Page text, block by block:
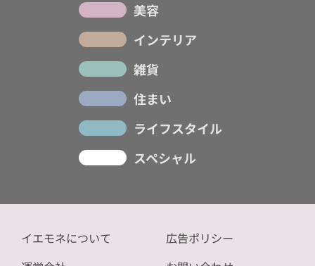
美容
インテリア
雑貨
住まい
ライフスタイル
スペシャル
イエモネについて
広告ポリシー